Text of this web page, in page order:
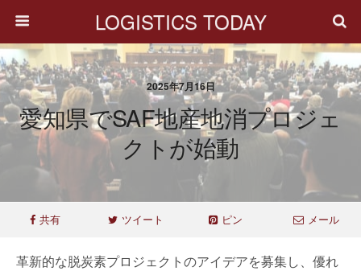
LOGISTICS TODAY
2025年7月16日
愛知県でSAF地産地消プロジェ
クトが始動
共有 ツイート ピン メール
革新的な脱炭素プロジェクトのアイデアを募集し、優れ